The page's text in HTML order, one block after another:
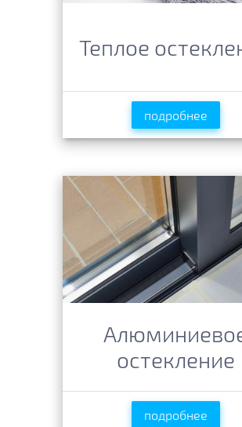
Теплое
подробнее
остекление
подробнее